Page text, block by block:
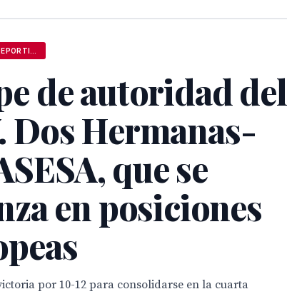
de autoridad del
Dos Hermanas-
que se
en posiciones
por 10-12 para consolidarse en la cuarta